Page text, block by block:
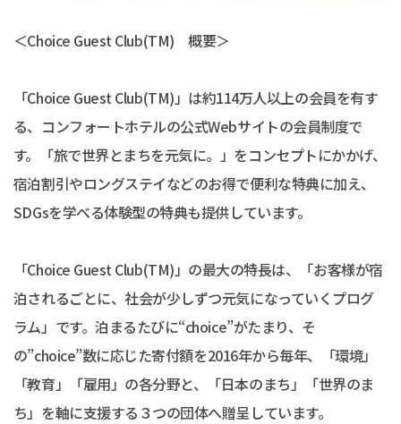
＜Choice Guest Club(TM) 概要＞
「Choice Guest Club(TM)」は約114万人以上の会員を有す
る、コンフォートホテルの公式Webサイトの会員制度で
す。「旅で世界とまちを元気に。」をコンセプトにかかげ、
宿泊割引やロングステイなどのお得で便利な特典に加え、
SDGsを学べる体験型の特典も提供しています。
「Choice Guest Club(TM)」の最大の特長は、「お客様が宿
泊されるごとに、社会が少しずつ元気になっていくプログ
ラム」です。泊まるたびに“choice”がたまり、そ
の”choice”数に応じた寄付額を2016年から毎年、「環境」
「教育」「雇用」の各分野と、「日本のまち」「世界のま
ち」を軸に支援する３つの団体へ贈呈しています。